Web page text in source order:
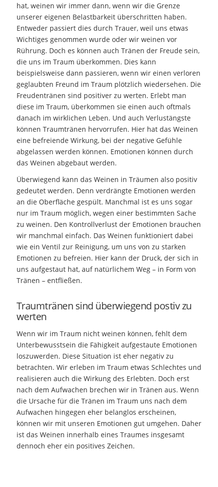
hat, weinen wir immer dann, wenn wir die Grenze
unserer eigenen Belastbarkeit überschritten haben.
Entweder passiert dies durch Trauer, weil uns etwas
Wichtiges genommen wurde oder wir weinen vor
Rührung. Doch es können auch Tränen der Freude sein,
die uns im Traum überkommen. Dies kann
beispielsweise dann passieren, wenn wir einen verloren
geglaubten Freund im Traum plötzlich wiedersehen. Die
Freudentränen sind positiver zu werten. Erlebt man
diese im Traum, überkommen sie einen auch oftmals
danach im wirklichen Leben. Und auch Verlustängste
können Traumtränen hervorrufen. Hier hat das Weinen
eine befreiende Wirkung, bei der negative Gefühle
abgelassen werden können. Emotionen können durch
das Weinen abgebaut werden.
Überwiegend kann das Weinen in Träumen also positiv
gedeutet werden. Denn verdrängte Emotionen werden
an die Oberfläche gespült. Manchmal ist es uns sogar
nur im Traum möglich, wegen einer bestimmten Sache
zu weinen. Den Kontrollverlust der Emotionen brauchen
wir manchmal einfach. Das Weinen funktioniert dabei
wie ein Ventil zur Reinigung, um uns von zu starken
Emotionen zu befreien. Hier kann der Druck, der sich in
uns aufgestaut hat, auf natürlichem Weg – in Form von
Tränen – entfließen.
Traumtränen sind überwiegend postiv zu
werten
Wenn wir im Traum nicht weinen können, fehlt dem
Unterbewusstsein die Fähigkeit aufgestaute Emotionen
loszuwerden. Diese Situation ist eher negativ zu
betrachten. Wir erleben im Traum etwas Schlechtes und
realisieren auch die Wirkung des Erlebten. Doch erst
nach dem Aufwachen brechen wir in Tränen aus. Wenn
die Ursache für die Tränen im Traum uns nach dem
Aufwachen hingegen eher belanglos erscheinen,
können wir mit unseren Emotionen gut umgehen. Daher
ist das Weinen innerhalb eines Traumes insgesamt
dennoch eher ein positives Zeichen.